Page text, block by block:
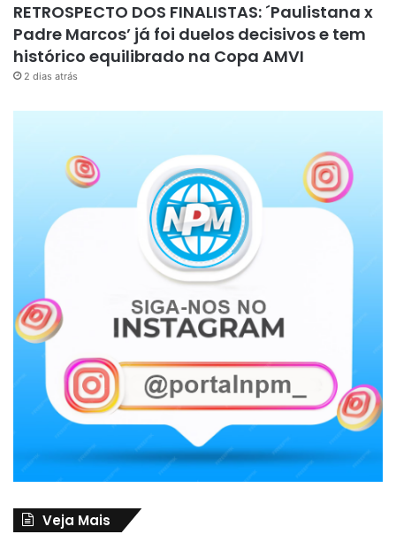
RETROSPECTO DOS FINALISTAS: ´Paulistana x
Padre Marcos’ já foi duelos decisivos e tem
histórico equilibrado na Copa AMVI
2 dias atrás
Veja Mais